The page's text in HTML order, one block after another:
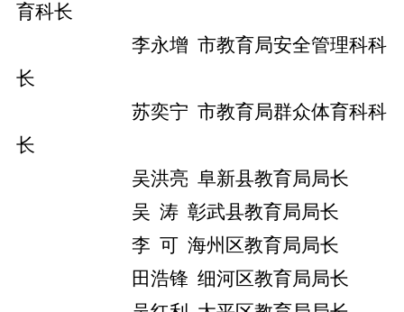
育科长
李永增 市教育局安全管理科科
长
苏奕宁 市教育局群众体育科科
长
吴洪亮 阜新县教育局局长
吴 涛 彰武县教育局局长
李 可 海州区教育局局长
田浩锋 细河区教育局局长